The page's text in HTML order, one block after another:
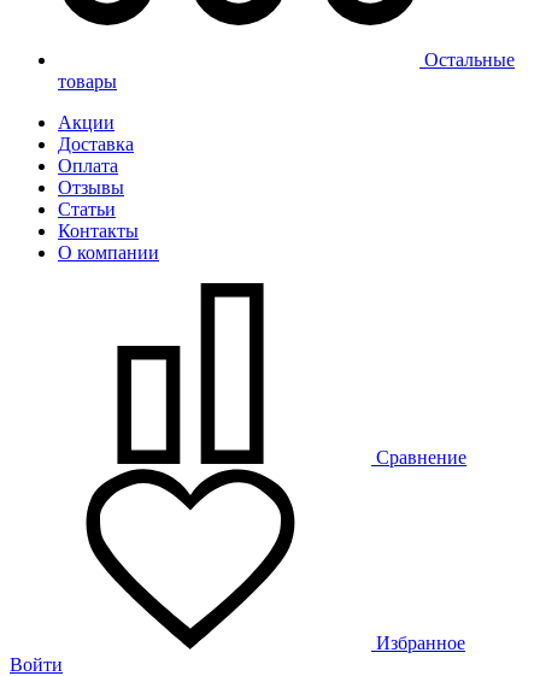
Остальные
товары
Акции
Доставка
Оплата
Отзывы
Статьи
Контакты
О компании
Сравнение
Избранное
Войти